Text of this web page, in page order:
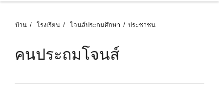
บ้าน โรงเรียน โจนส์ประถมศึกษา ประชาชน
คนประถมโจนส์